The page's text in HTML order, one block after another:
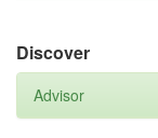
Discover
Advisor